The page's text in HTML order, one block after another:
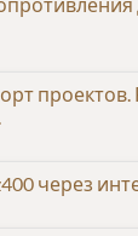
через